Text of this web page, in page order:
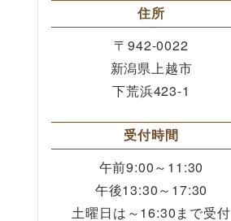
住所
〒942-0022
新潟県上越市
下荒浜423-1
受付時間
午前9:00～11:30
午後13:30～17:30
土曜日は～16:30まで受付